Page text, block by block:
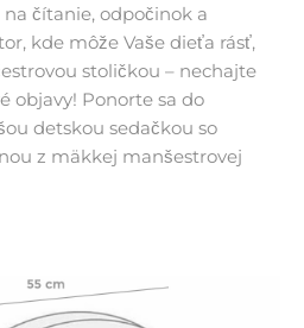
čítanie, odpočinok a
kde môže Vaše dieťa rásť,
stoličkou – nechajte
objavy! Ponorte sa do
detskou sedačkou so
z mäkkej manšestrovej